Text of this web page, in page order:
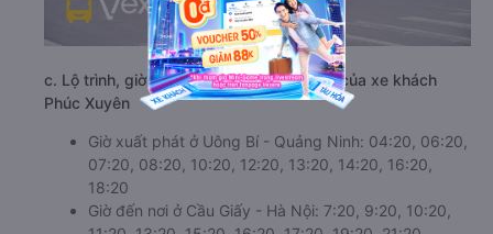
c. Lộ trình, giờ khởi hành và giờ kết thúc của xe khách
Phúc Xuyên
Giờ xuất phát ở Uông Bí - Quảng Ninh: 04:20, 06:20,
07:20, 08:20, 10:20, 12:20, 13:20, 14:20, 16:20,
18:20
Giờ đến nơi ở Cầu Giấy - Hà Nội: 7:20, 9:20, 10:20,